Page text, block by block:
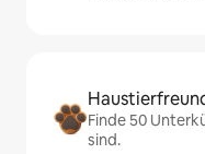
Finde 50
sind.